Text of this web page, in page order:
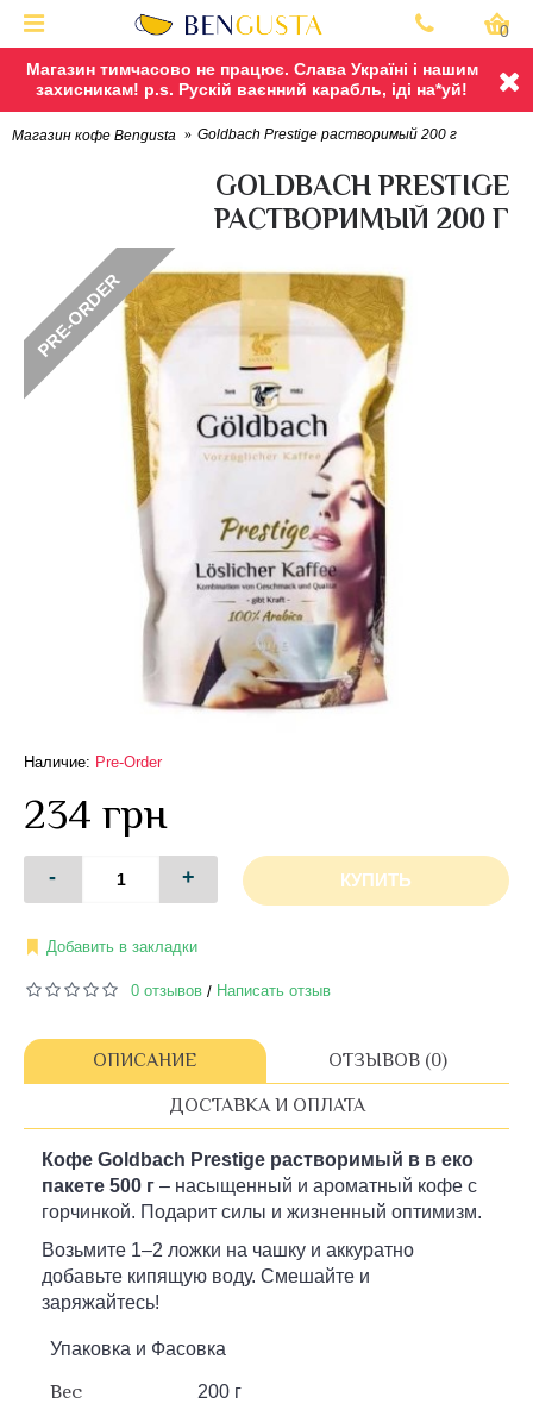
Магазин тимчасово не працює. Слава Україні і нашим
захисникам! p.s. Рускій ваєнний карабль, іді на*уй!
0
Магазин кофе Bengusta Goldbach Prestige растворимый 200 г
GOLDBACH PRESTIGE
РАСТВОРИМЫЙ 200 Г
PRE-ORDER
Наличие: Pre-Order
234 грн
- + КУПИТЬ
Добавить в закладки
0 отзывов / Написать отзыв
ОПИСАНИЕ ОТЗЫВОВ (0)
ДОСТАВКА И ОПЛАТА
Кофе Goldbach Prestige растворимый в в еко
пакете 500 г – насыщенный и ароматный кофе с
горчинкой. Подарит силы и жизненный оптимизм.
Возьмите 1–2 ложки на чашку и аккуратно
добавьте кипящую воду. Смешайте и
заряжайтесь!
Упаковка и Фасовка
Вес 200 г